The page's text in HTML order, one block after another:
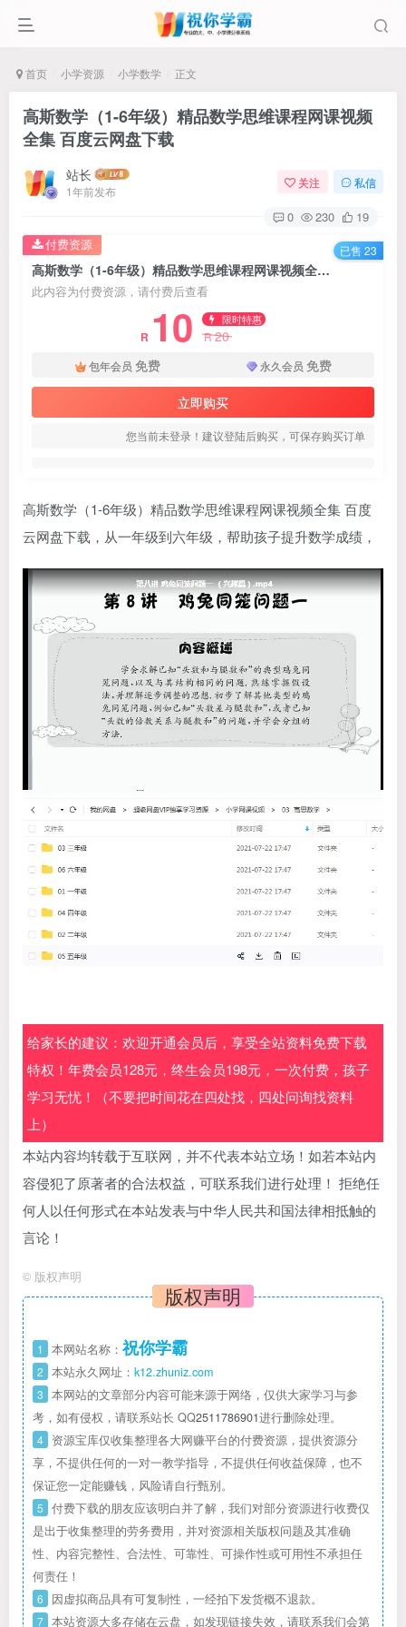
首页 小学资源 小学数学 正文
高斯数学（1-6年级）精品数学思维课程网课视频
全集 百度云网盘下载
站长
1年前发布
关注 私信
0 230 19
高斯数学（1-6年级）精品数学思维课程网课视频全集 百度云网盘下载
此内容为付费资源，请付费后查看
R 10 限时特惠
R20
包年会员 免费 永久会员 免费
立即购买
您当前未登录！建议登陆后购买，可保存购买订单
付费资源 已售 23
高斯数学（1-6年级）精品数学思维课程网课视频全集 百度
云网盘下载，从一年级到六年级，帮助孩子提升数学成绩，
给家长的建议：欢迎开通会员后，享受全站资料免费下载
特权！年费会员128元，终生会员198元，一次付费，孩子
学习无忧！（不要把时间花在四处找，四处问询找资料
上）
本站内容均转载于互联网，并不代表本站立场！如若本站内
容侵犯了原著者的合法权益，可联系我们进行处理！ 拒绝任
何人以任何形式在本站发表与中华人民共和国法律相抵触的
言论！
© 版权声明
版权声明
1 本网站名称： 祝你学霸
2 本站永久网址： k12.zhuniz.com
3 本网站的文章部分内容可能来源于网络，仅供大家学习与参
考，如有侵权，请联系站长 QQ2511786901进行删除处理。
4 资源宝库仅收集整理各大网赚平台的付费资源，提供资源分
享，不提供任何的一对一教学指导，不提供任何收益保障，也不
保证您一定能赚钱，风险请自行甄别。
5 付费下载的朋友应该明白并了解，我们对部分资源进行收费仅
是出于收集整理的劳务费用，并对资源相关版权问题及其准确
性、内容完整性、合法性、可靠性、可操作性或可用性不承担任
何责任！
6 因虚拟商品具有可复制性，一经拍下发货概不退款。
7 本站资源大多存储在云盘，如发现链接失效，请联系我们会第